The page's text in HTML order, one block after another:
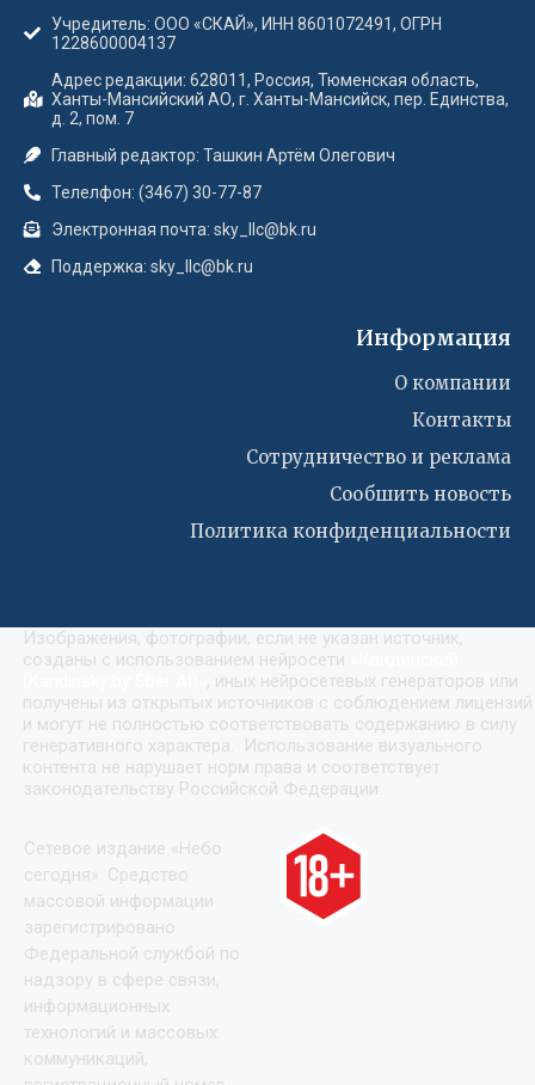
Учредитель: ООО «СКАЙ», ИНН 8601072491, ОГРН
1228600004137
Адрес редакции: 628011, Россия, Тюменская область,
Ханты-Мансийский АО, г. Ханты-Мансийск, пер. Единства,
д. 2, пом. 7
Главный редактор: Ташкин Артём Олегович
Телелфон: (3467) 30-77-87
Электронная почта: sky_llc@bk.ru
Поддержка: sky_llc@bk.ru
Информация
О компании
Контакты
Сотрудничество и реклама
Сообшить новость
Политика конфиденциальности
Изображения, фотографии, если не указан источник,
созданы с использованием нейросети
, иных нейросетевых генераторов или
получены из открытых источников с соблюдением лицензий
и могут не полностью соответствовать содержанию в силу
генеративного характера. Использование визуального
контента не нарушает норм права и соответствует
законодательству Российской Федерации.
Сетевое издание «Небо
сегодня». Средство
массовой информации
зарегистрировано
Федеральной службой по
надзору в сфере связи,
информационных
технологий и массовых
коммуникаций,